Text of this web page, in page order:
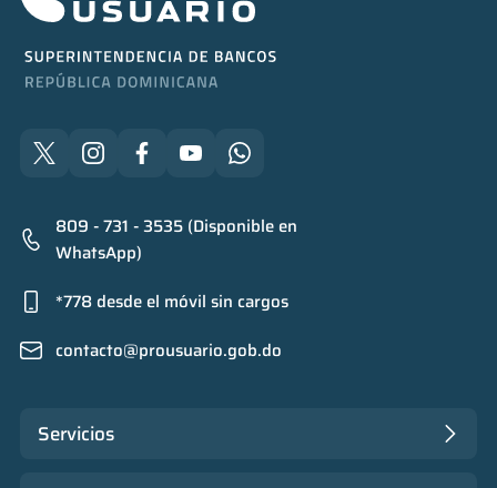
809 - 731 - 3535 (Disponible en
WhatsApp)
*778 desde el móvil sin cargos
contacto@prousuario.gob.do
Servicios